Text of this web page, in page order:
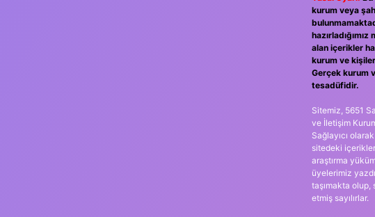
kurum veya
alan içerikler
kurum ve
Gerçek kurum
tesadüfidir.
Sitemiz, 5651
ve İletişim
Sağlayıcı
sitedeki
araştırma
üyelerimiz
taşımakta
etmiş sayılırlar.